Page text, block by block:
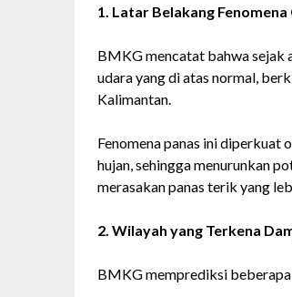
1. Latar Belakang Fenomena
BMKG mencatat bahwa sejak
udara yang di atas normal,
Kalimantan.
Fenomena panas ini diperkuat
hujan, sehingga menurunkan
merasakan panas terik yang
2. Wilayah yang Terkena
BMKG memprediksi